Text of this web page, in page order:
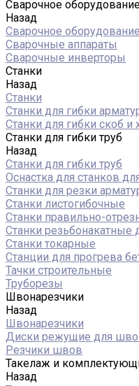
Сварочное
Назад
Сварочное оборудование
Сварочные аппараты
Сварочные инверторы
Станки
Назад
Станки
Станки для гибки
Станки для гибки скоб и
Станки для гибки труб
Назад
Станки для гибки труб
Оснастка для станков
Станки для резки
Станки листогибочные
Станки правильно-
Станки резьбонакатные
Станки токарные
Станции для прогрева
Тачки строительные
Труборезы
Швонарезчики
Назад
Швонарезчики
Диски режущие для
Резчики швов
Такелаж и
Назад